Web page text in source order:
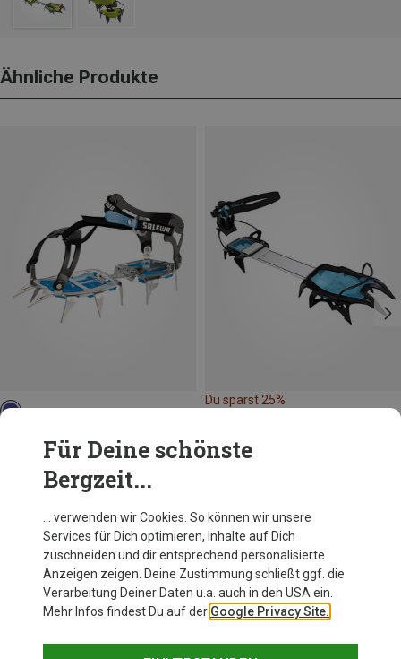
Ähnliche Produkte
Alpinist Alu Walk Steigeisen
159,95 €
Du sparst 25%
Andere Kunden kauften auch
Für Deine schönste
Bergzeit...
… verwenden wir Cookies. So können wir unsere
Services für Dich optimieren, Inhalte auf Dich
zuschneiden und dir entsprechend personalisierte
Anzeigen zeigen. Deine Zustimmung schließt ggf. die
Verarbeitung Deiner Daten u.a. auch in den USA ein.
Mehr Infos findest Du auf der Google Privacy Site.